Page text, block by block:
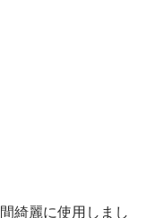
綺麗に使用しまし